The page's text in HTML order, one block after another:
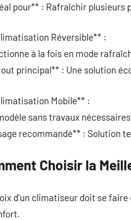
pour** : Rafraîchir plusieurs
Réversible** :
à la fois en mode
principal** : Une solution
Mobile** :
sans travaux
recommandé** : Solution
Choisir la
d’un climatiseur doit se